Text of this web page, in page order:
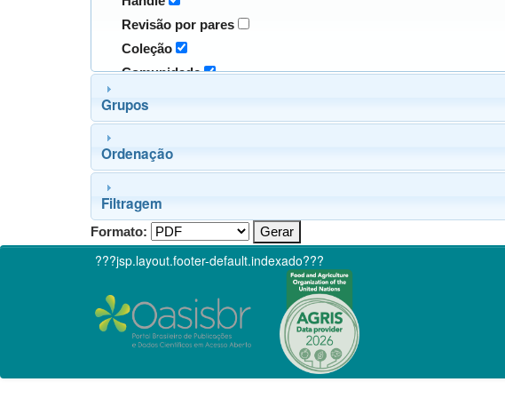
Revisão por pares
Coleção
Comunidade
Grupos
Ordenação
Filtragem
Formato:
???jsp.layout.footer-default.indexado???